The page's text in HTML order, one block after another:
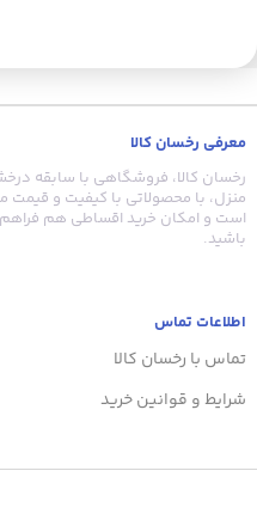
معرفی رخسان کالا
رخسان کالا، فروشگاهی با سابقه
منزل، با محصولاتی با کیفیت و قیمت
است و امکان خرید اقساطی هم
باشید.
اطلاعات تماس
تماس با رخسان کالا
شرایط و قوانین خرید